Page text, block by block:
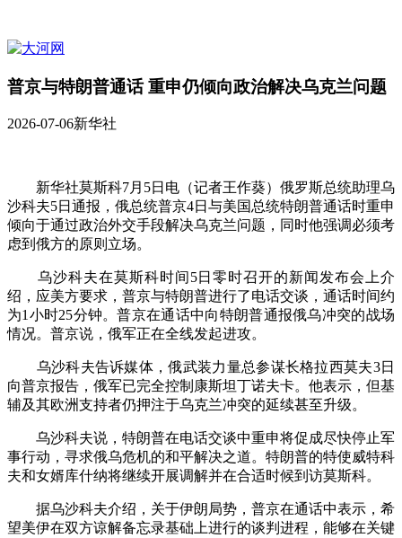
普京与特朗普通话 重申仍倾向政治解决乌克兰问题
2026-07-06新华社
新华社莫斯科7月5日电（记者王作葵）俄罗斯总统助理乌
沙科夫5日通报，俄总统普京4日与美国总统特朗普通话时重申
倾向于通过政治外交手段解决乌克兰问题，同时他强调必须考
虑到俄方的原则立场。
乌沙科夫在莫斯科时间5日零时召开的新闻发布会上介
绍，应美方要求，普京与特朗普进行了电话交谈，通话时间约
为1小时25分钟。普京在通话中向特朗普通报俄乌冲突的战场
情况。普京说，俄军正在全线发起进攻。
乌沙科夫告诉媒体，俄武装力量总参谋长格拉西莫夫3日
向普京报告，俄军已完全控制康斯坦丁诺夫卡。他表示，但基
辅及其欧洲支持者仍押注于乌克兰冲突的延续甚至升级。
乌沙科夫说，特朗普在电话交谈中重申将促成尽快停止军
事行动，寻求俄乌危机的和平解决之道。特朗普的特使威特科
夫和女婿库什纳将继续开展调解并在合适时候到访莫斯科。
据乌沙科夫介绍，关于伊朗局势，普京在通话中表示，希
望美伊在双方谅解备忘录基础上进行的谈判进程，能够在关键